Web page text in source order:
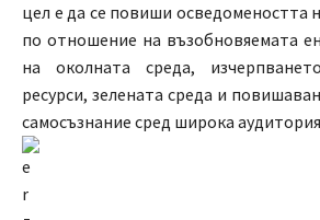
цел е да се повиши осведомеността
по отношение на възобновяемата
на околната среда,
ресурси, зелената среда и
самосъзнание сред широка